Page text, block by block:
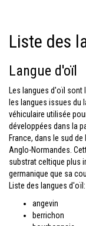
Liste des
Langue d'oïl
Les langues d'oïl sont
les langues issues du
véhiculaire utilisée
développées dans la
France, dans le sud
Anglo-Normandes.
substrat celtique plus
germanique que sa
Liste des langues d'oïl:
angevin
berrichon